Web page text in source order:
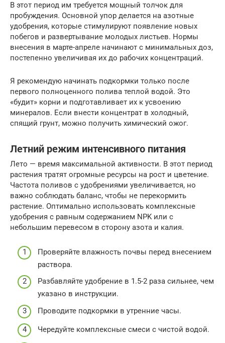
В этот период им требуется мощный толчок для
пробуждения. Основной упор делается на азотные
удобрения, которые стимулируют появление новых
побегов и развертывание молодых листьев. Нормы
внесения в марте-апреле начинают с минимальных доз,
постепенно увеличивая их до рабочих концентраций.
Я рекомендую начинать подкормки только после
первого полноценного полива теплой водой. Это
«будит» корни и подготавливает их к усвоению
минералов. Если внести концентрат в холодный,
спящий грунт, можно получить химический ожог.
Летний режим интенсивного питания
Лето — время максимальной активности. В этот период
растения тратят огромные ресурсы на рост и цветение.
Частота поливов с удобрениями увеличивается, но
важно соблюдать баланс, чтобы не перекормить
растение. Оптимально использовать комплексные
удобрения с равным содержанием NPK или с
небольшим перевесом в сторону азота и калия.
Проверяйте влажность почвы перед внесением
раствора.
Разбавляйте удобрение в 1.5-2 раза сильнее, чем
указано в инструкции.
Проводите подкормки в утренние часы.
Чередуйте комплексные смеси с чистой водой.